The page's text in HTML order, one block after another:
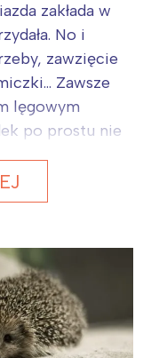
zakłada w
No i
zawzięcie
Zawsze
lęgowym
po prostu nie